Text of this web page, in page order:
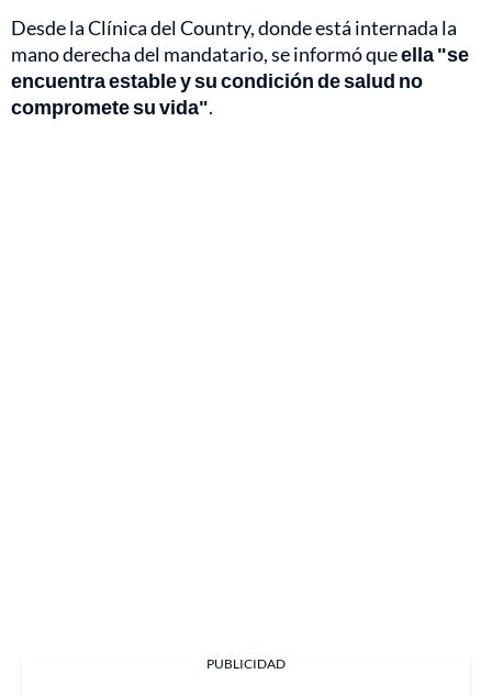
Desde la Clínica del Country, donde está internada la
mano derecha del mandatario, se informó queella "se
encuentra estable y su condición de salud no
compromete su vida".
PUBLICIDAD